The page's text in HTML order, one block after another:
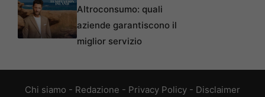
Altroconsumo: quali
aziende garantiscono il
miglior servizio
Chi siamo - Redazione - Privacy Policy - Disclaimer